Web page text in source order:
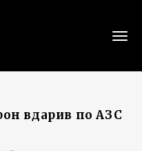
вдарив по АЗС